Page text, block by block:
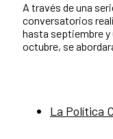
A través de una
conversatorios
hasta septiembre y
octubre, se
La Política